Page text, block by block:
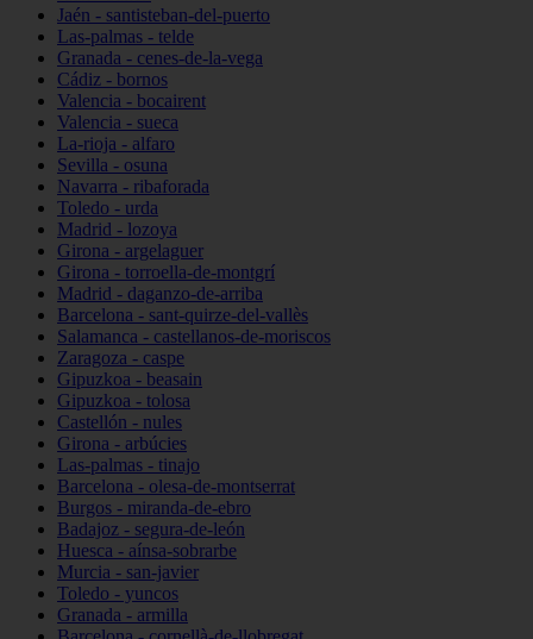
Jaén - santisteban-del-puerto
Las-palmas - telde
Granada - cenes-de-la-vega
Cádiz - bornos
Valencia - bocairent
Valencia - sueca
La-rioja - alfaro
Sevilla - osuna
Navarra - ribaforada
Toledo - urda
Madrid - lozoya
Girona - argelaguer
Girona - torroella-de-montgrí
Madrid - daganzo-de-arriba
Barcelona - sant-quirze-del-vallès
Salamanca - castellanos-de-moriscos
Zaragoza - caspe
Gipuzkoa - beasain
Gipuzkoa - tolosa
Castellón - nules
Girona - arbúcies
Las-palmas - tinajo
Barcelona - olesa-de-montserrat
Burgos - miranda-de-ebro
Badajoz - segura-de-león
Huesca - aínsa-sobrarbe
Murcia - san-javier
Toledo - yuncos
Granada - armilla